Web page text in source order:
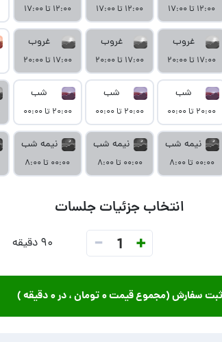
۱۲:۰۰ تا ۱۷:۰۰
غروب
۱۷:۰۰ تا ۲۰:۰۰
شب
۲۰:۰۰ تا ۰۰:۰۰
نیمه شب
۰۰:۰۰ تا ۸:۰۰
۱۲:۰۰ تا ۱۷:۰۰
غروب
۱۷:۰۰ تا ۲۰:۰۰
شب
۲۰:۰۰ تا ۰۰:۰۰
نیمه شب
۰۰:۰۰ تا ۸:۰۰
۱۲:۰۰ تا ۱۷:۰۰
غروب
۱۷:۰۰ تا ۲۰:۰۰
شب
۲۰:۰۰ تا ۰۰:۰۰
نیمه شب
۰۰:۰۰ تا ۸:۰۰
انتخاب جزئیات جلسات
+
1
- ۹۰ دقیقه
ثبت سفارش (مجموع قیمت۰ تومان ، در۰ دقیقه )